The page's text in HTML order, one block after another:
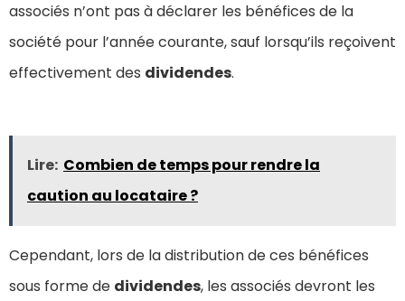
associés n’ont pas à déclarer les bénéfices de la
société pour l’année courante, sauf lorsqu’ils reçoivent
effectivement des dividendes.
Lire: Combien de temps pour rendre la
caution au locataire ?
Cependant, lors de la distribution de ces bénéfices
sous forme de dividendes, les associés devront les